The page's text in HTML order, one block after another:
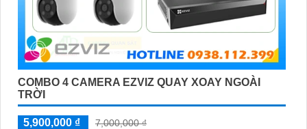
COMBO 4 CAMERA EZVIZ QUAY XOAY NGOÀI
TRỜI
5,900,000 ₫
7,000,000 ₫